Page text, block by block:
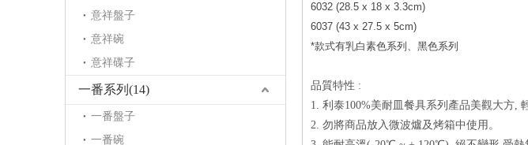
意祥盤子
意祥碗
意祥碟子
一番系列(14)
一番盤子
一番碗
6032 (28.5 x 18 x 3.3cm)
6037 (43 x 27.5 x 5cm)
*款式有乳白素色系列、黑色系列
品質特性 :
1. 利泰100%美耐皿餐具系列產品美觀大方,
2. 勿將商品放入微波爐及烤箱中使用。